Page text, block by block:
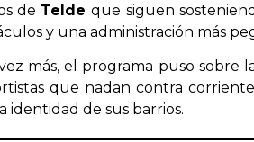
de Teldeque siguen
y una administración más
más, el programa puso sobre
que nadan contra
identidad de sus barrios.